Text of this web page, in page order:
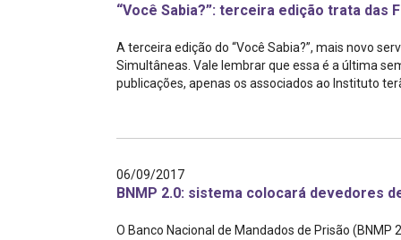
Projetos do IBDFAM
Alienação Parental
“Você Sabia?”: terceira edição trata das
A terceira edição do “Você Sabia?”, mais novo
Simultâneas. Vale lembrar que essa é a última
publicações, apenas os associados ao Instituto
06/09/2017
BNMP 2.0: sistema colocará devedores
O Banco Nacional de Mandados de Prisão